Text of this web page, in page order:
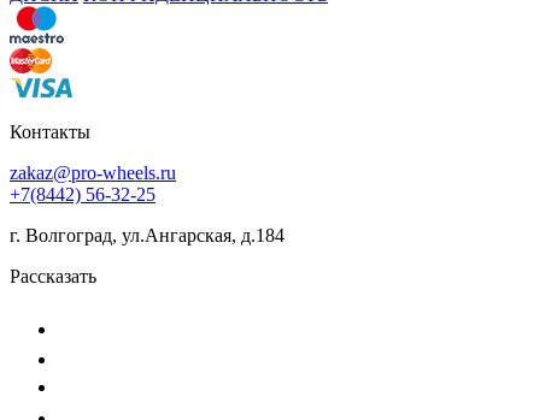
Контакты
zakaz@pro-wheels.ru
+7(8442) 56-32-25
г. Волгоград, ул.Ангарская, д.184
Рассказать